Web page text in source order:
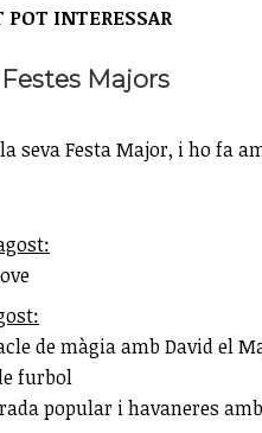
POT INTERESSAR
Majors
seva Festa Major, i ho fa
de màgia amb David el
furbol
popular i havaneres